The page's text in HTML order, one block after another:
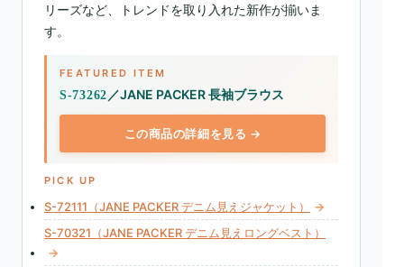
リーズなど、トレンドを取り入れた新作が揃いま
す。
FEATURED ITEM
S-73262 ／JANE PACKER 長袖ブラウス
この商品の詳細を見る →
PICK UP
S-72111（JANE PACKER デニム見えジャケット）
→
S-70321（JANE PACKER デニム見えロングベスト）
→